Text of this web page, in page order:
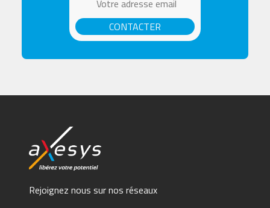
CONTACTER
Rejoignez nous sur nos réseaux